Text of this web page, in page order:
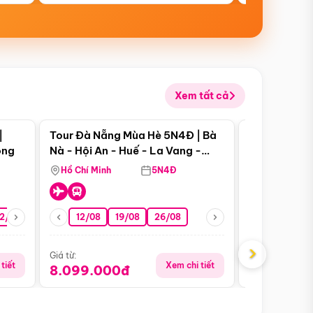
Xem tất cả
08 26/08 05/09 09/09 12/09
tiết
Điểm nổi bật
Tour Đà Nẵng Mùa Hè 5N4Đ | Bà
Nà - Hội An - Huế - La Vang -
Động Thiên Đường
Hồ Chí Minh 5N4Đ
12/08 19/08 26/08
Giá từ:
8.099.000đ Xem chi tiết
Giá từ:
›